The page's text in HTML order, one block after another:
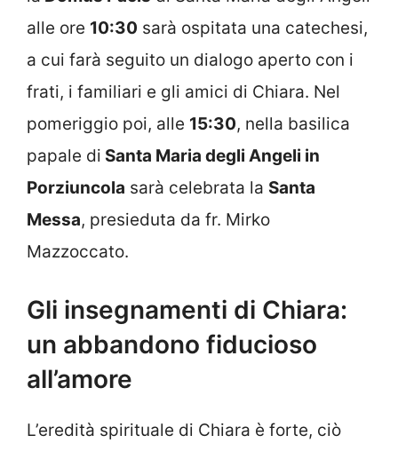
alle ore 10:30 sarà ospitata una catechesi,
a cui farà seguito un dialogo aperto con i
frati, i familiari e gli amici di Chiara. Nel
pomeriggio poi, alle 15:30, nella basilica
papale di Santa Maria degli Angeli in
Porziuncola sarà celebrata la Santa
Messa, presieduta da fr. Mirko
Mazzoccato.
Gli insegnamenti di Chiara:
un abbandono fiducioso
all’amore
L’eredità spirituale di Chiara è forte, ciò